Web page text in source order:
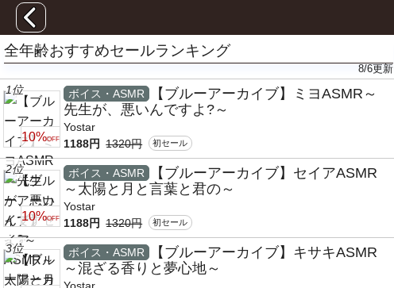
全年齢おすすめセールランキング
8/6更新
1位
10%OFF
ボイス・ASMR
【ブルーアーカイブ】ミヨASMR～
先生が、悪いんですよ?～
Yostar
1188円 1320円 初セール
2位
10%OFF
ボイス・ASMR
【ブルーアーカイブ】セイアASMR
～太陽と月と言葉と君の～
Yostar
1188円 1320円 初セール
3位 ボイス・ASMR
【ブルーアーカイブ】キサキASMR
～混ざる香りと夢心地～